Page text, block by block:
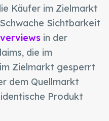
Käufer im Zielmarkt
Sichtbarkeit
in der
die im
Zielmarkt gesperrt
dem Quellmarkt
Produkt